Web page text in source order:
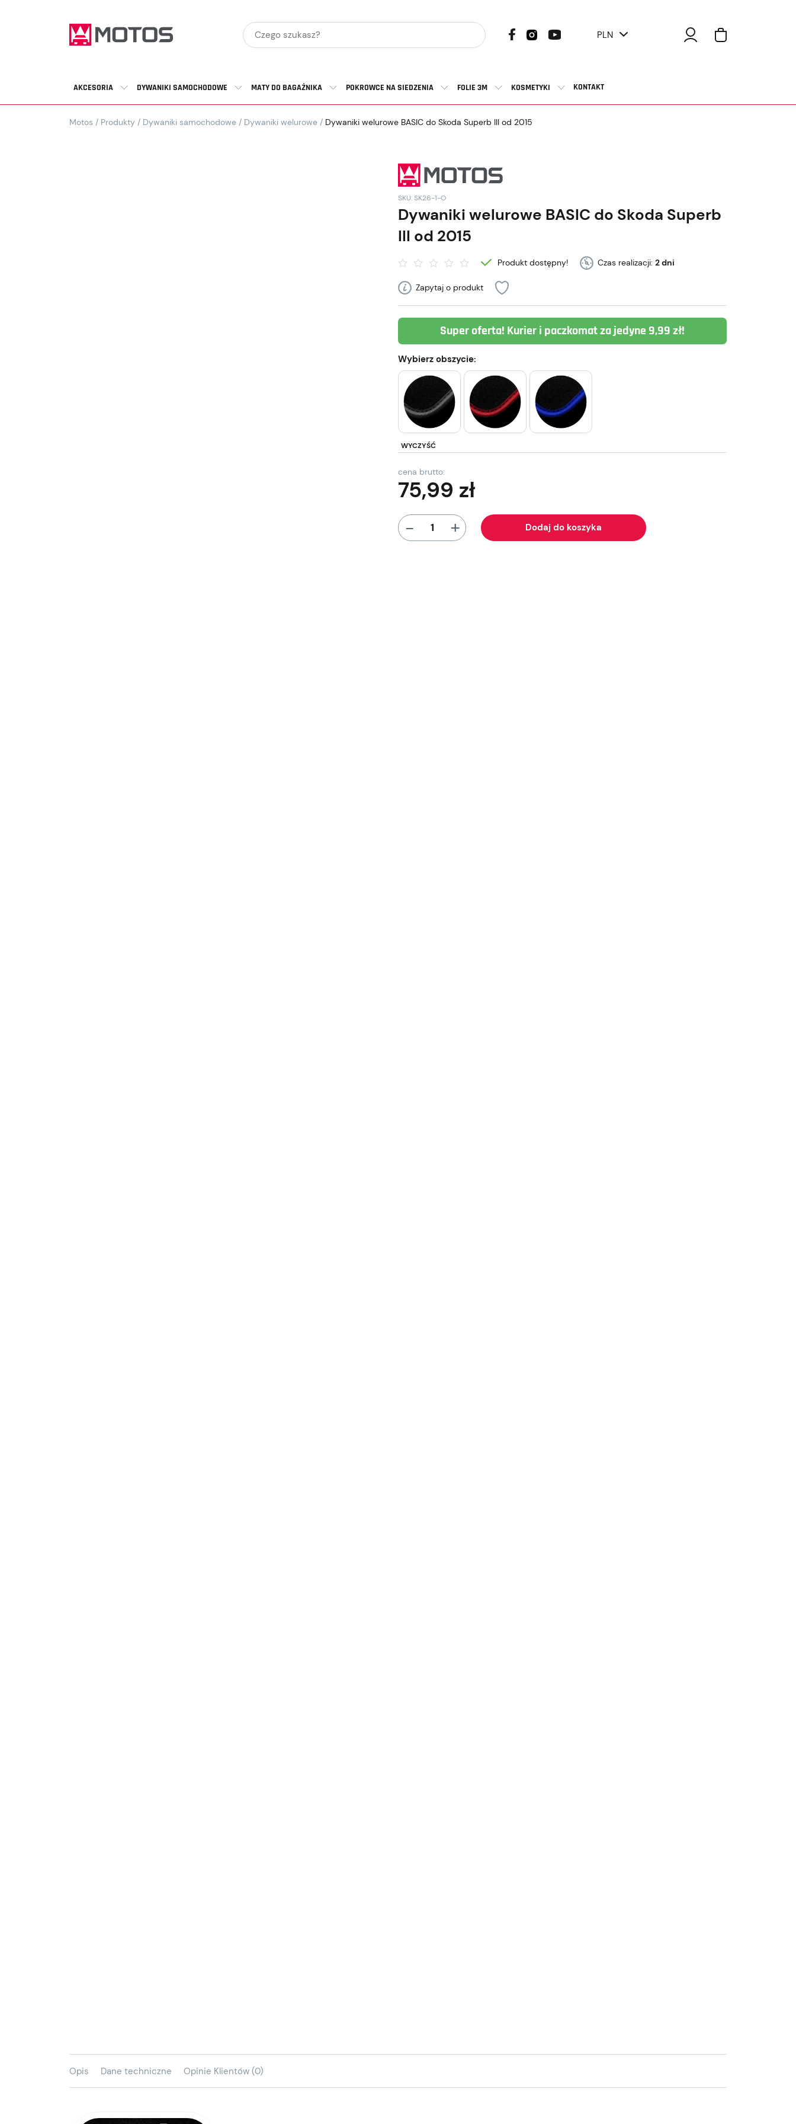
PLN
AKCESORIA DYWANIKI SAMOCHODOWE MATY DO BAGAŻNIKA POKROWCE NA SIEDZENIA FOLIE 3M KOSMETYKI KONTAKT
Motos / Produkty / Dywaniki samochodowe / Dywaniki welurowe / Dywaniki welurowe BASIC do Skoda Superb III od 2015
SKU: SK26-1-O
Dywaniki welurowe BASIC do Skoda Superb
III od 2015
Produkt dostępny! Czas realizacji: 2 dni
Zapytaj o produkt
Super oferta! Kurier i paczkomat za jedyne 9,99 zł!
Wybierz obszycie:
WYCZYŚĆ
cena brutto:
75,99 zł
- + Dodaj do koszyka
Opis Dane techniczne Opinie Klientów (0)